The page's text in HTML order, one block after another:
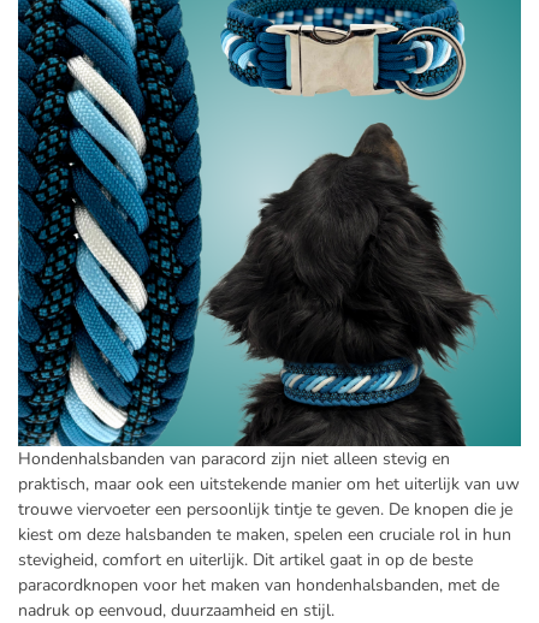
Hondenhalsbanden van paracord zijn niet alleen stevig en
praktisch, maar ook een uitstekende manier om het uiterlijk van uw
trouwe viervoeter een persoonlijk tintje te geven. De knopen die je
kiest om deze halsbanden te maken, spelen een cruciale rol in hun
stevigheid, comfort en uiterlijk. Dit artikel gaat in op de beste
paracordknopen voor het maken van hondenhalsbanden, met de
nadruk op eenvoud, duurzaamheid en stijl.